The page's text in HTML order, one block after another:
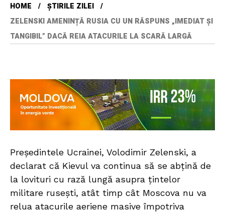
HOME
ȘTIRILE ZILEI
ZELENSKI AMENINȚĂ RUSIA CU UN RĂSPUNS „IMEDIAT ȘI
TANGIBIL” DACĂ REIA ATACURILE LA SCARĂ LARGĂ
Președintele Ucrainei, Volodimir Zelenski, a
declarat că Kievul va continua să se abțină de
la lovituri cu rază lungă asupra țintelor
militare rusești, atât timp cât Moscova nu va
relua atacurile aeriene masive împotriva